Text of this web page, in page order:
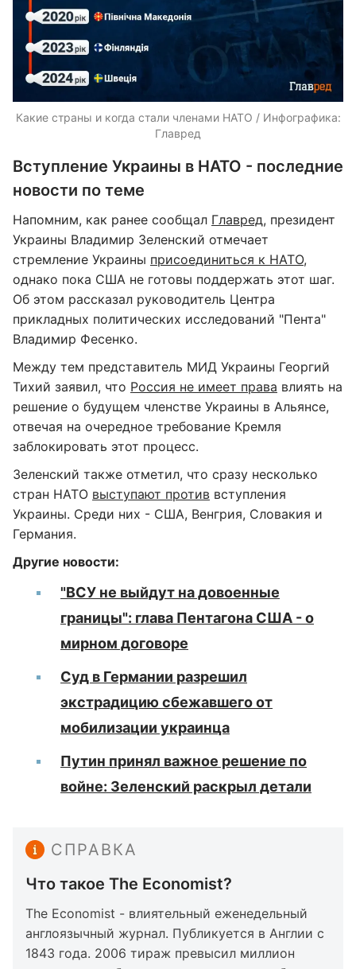
Какие страны и когда стали членами НАТО / Инфографика:
Главред
Вступление Украины в НАТО - последние
новости по теме
Напомним, как ранее сообщал Главред, президент
Украины Владимир Зеленский отмечает
стремление Украины присоединиться к НАТО,
однако пока США не готовы поддержать этот шаг.
Об этом рассказал руководитель Центра
прикладных политических исследований "Пента"
Владимир Фесенко.
Между тем представитель МИД Украины Георгий
Тихий заявил, что Россия не имеет права влиять на
решение о будущем членстве Украины в Альянсе,
отвечая на очередное требование Кремля
заблокировать этот процесс.
Зеленский также отметил, что сразу несколько
стран НАТО выступают против вступления
Украины. Среди них - США, Венгрия, Словакия и
Германия.
Другие новости:
"ВСУ не выйдут на довоенные
границы": глава Пентагона США - о
мирном договоре
Суд в Германии разрешил
экстрадицию сбежавшего от
мобилизации украинца
Путин принял важное решение по
войне: Зеленский раскрыл детали
СПРАВКА
Что такое The Economist?
The Economist - влиятельный еженедельный
англоязычный журнал. Публикуется в Англии с
1843 года. 2006 тираж превысил миллион